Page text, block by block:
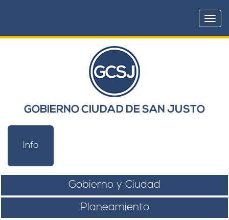
GOBIERNO CIUDAD DE SAN JUSTO
Info
Gobierno y Ciudad
Planeamiento